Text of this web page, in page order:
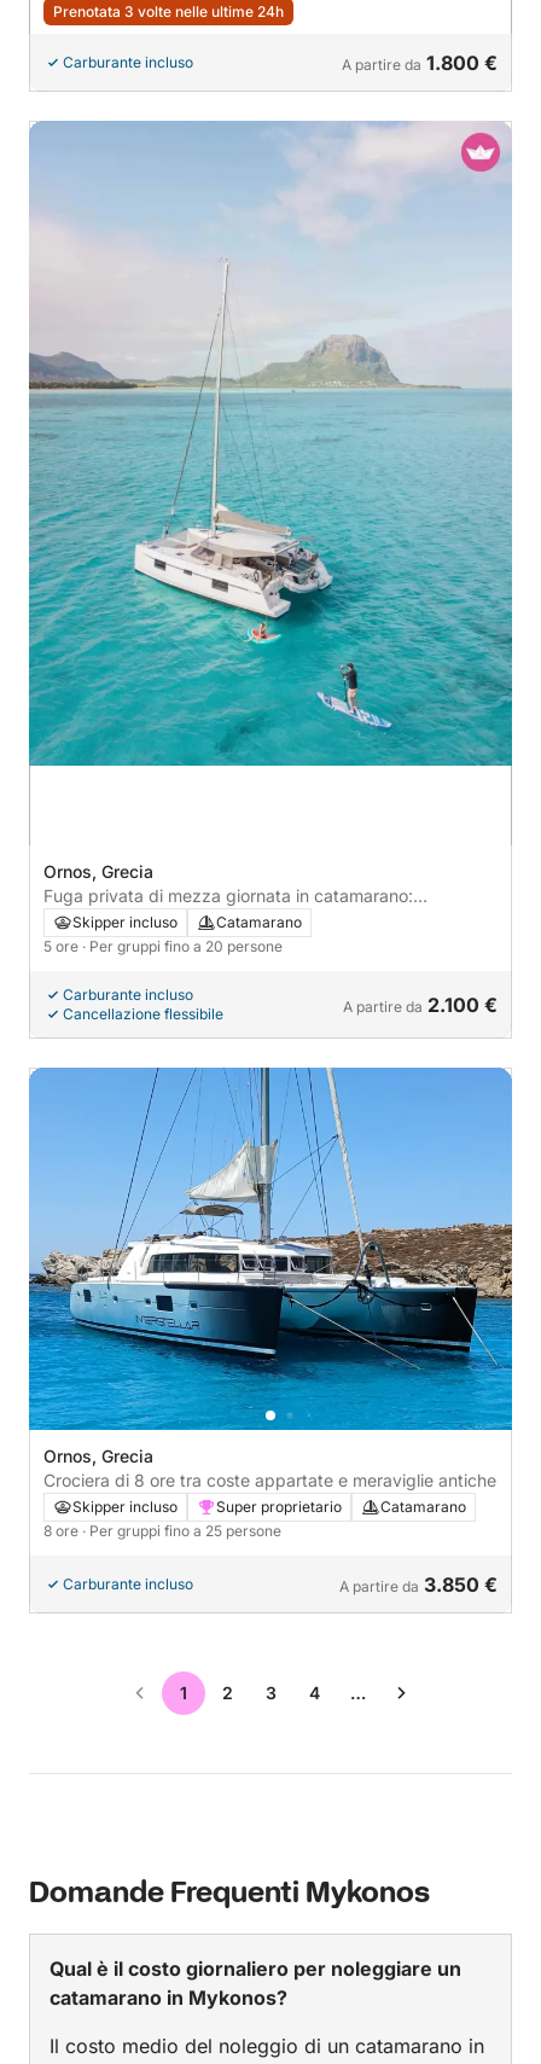
Prenotata 3 volte nelle ultime 24h
Carburante incluso A partire da 1.800 €
Ornos, Grecia
Fuga privata di mezza giornata in catamarano:
navigazione verso Delo e Rhenia o Mykonos sud
Skipper incluso
Catamarano
5 ore · Per gruppi fino a 20 persone
Carburante incluso
Cancellazione flessibile
A partire da 2.100 €
Ornos, Grecia
Crociera di 8 ore tra coste appartate e meraviglie antiche
Skipper incluso Super proprietario
Catamarano
8 ore · Per gruppi fino a 25 persone
Carburante incluso A partire da 3.850 €
1 2 3 4 …
Domande Frequenti Mykonos
Qual è il costo giornaliero per noleggiare un
catamarano in Mykonos?
Il costo medio del noleggio di un catamarano in